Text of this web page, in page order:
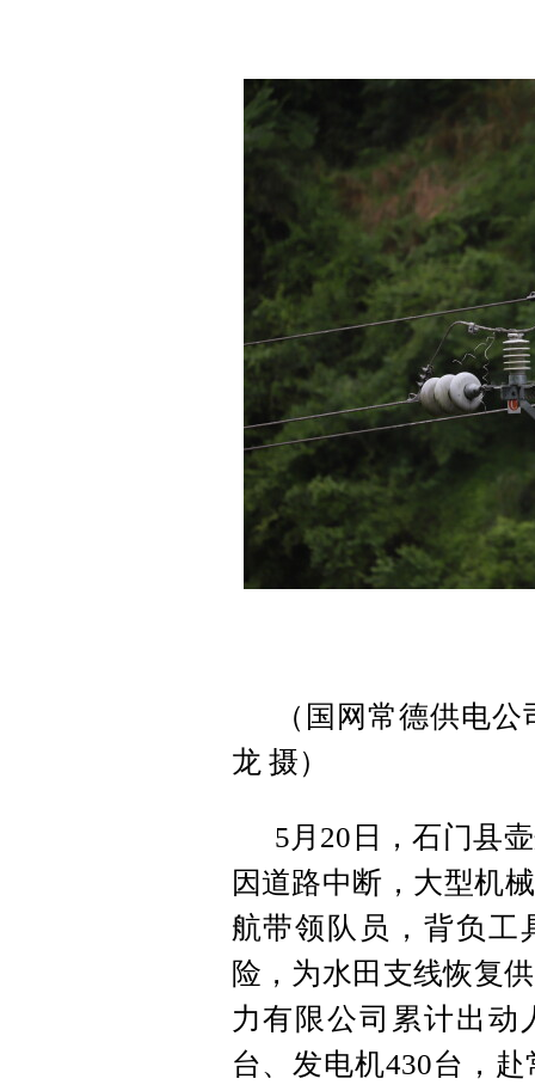
（国网常德供电
龙 摄）
5月20日，石门县
因道路中断，大型机
航带领队员，背负工
险，为水田支线恢复
力有限公司累计出动
台、发电机430台，